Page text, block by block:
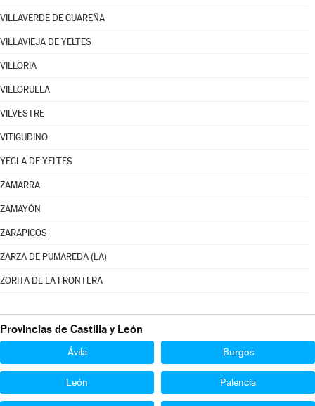
VILLAVERDE DE GUAREÑA
VILLAVIEJA DE YELTES
VILLORIA
VILLORUELA
VILVESTRE
VITIGUDINO
YECLA DE YELTES
ZAMARRA
ZAMAYÓN
ZARAPICOS
ZARZA DE PUMAREDA (LA)
ZORITA DE LA FRONTERA
Provincias de Castilla y León
Ávila Burgos
León Palencia